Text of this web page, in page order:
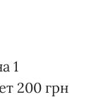
1
200 грн